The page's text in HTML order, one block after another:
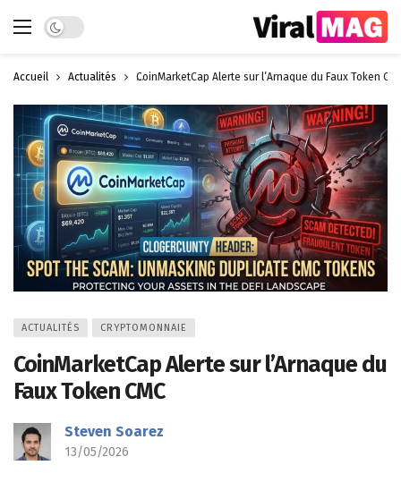
Dark mode
Accueil Actualités CoinMarketCap Alerte sur l’Arnaque du Faux Token
ACTUALITÉS CRYPTOMONNAIE
CoinMarketCap Alerte sur l’Arnaque du
Faux Token CMC
Steven Soarez
13/05/2026